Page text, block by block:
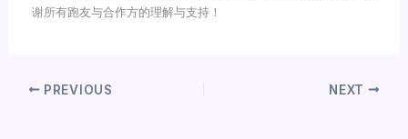
谢所有跑友与合作方的理解与支持！
PREVIOUS NEXT